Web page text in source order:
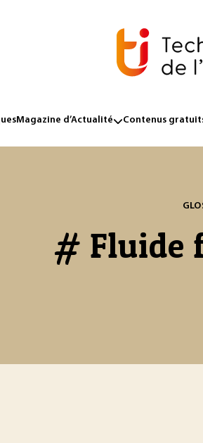
Magazine d’Actualité Contenus
# Fluide